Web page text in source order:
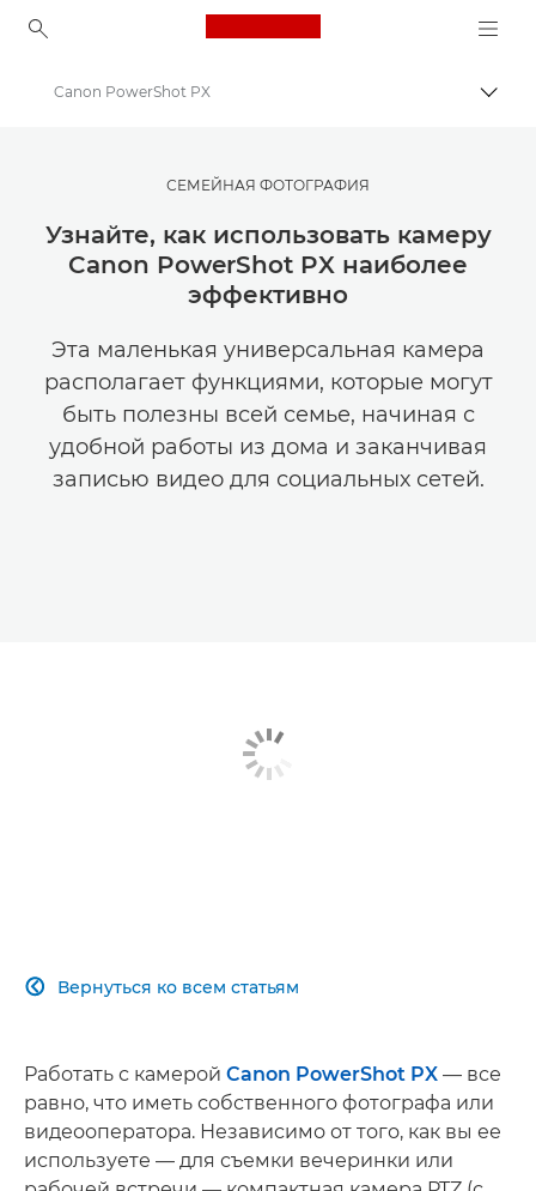
Canon Logo, back to
Мастерская творчества | Советы по фотографии и печати и руководства для покупателей
Советы и технические приемы по фотографии и печати
Canon PowerShot PX
СЕМЕЙНАЯ ФОТОГРАФИЯ
Узнайте, как использовать камеру
Canon PowerShot PX наиболее
эффективно
Эта маленькая универсальная камера
располагает функциями, которые могут
быть полезны всей семье, начиная с
удобной работы из дома и заканчивая
записью видео для социальных сетей.
Вернуться ко всем статьям

Работать с камерой Canon PowerShot PX — все
равно, что иметь собственного фотографа или
видеооператора. Независимо от того, как вы ее
используете — для съемки вечеринки или